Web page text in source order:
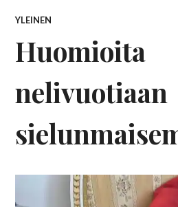
YLEINEN
Huomioita
nelivuotiaan